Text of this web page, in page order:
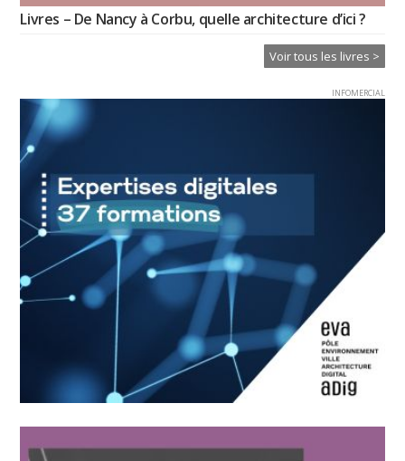
Livres – De Nancy à Corbu, quelle architecture d’ici ?
Voir tous les livres >
INFOMERCIAL